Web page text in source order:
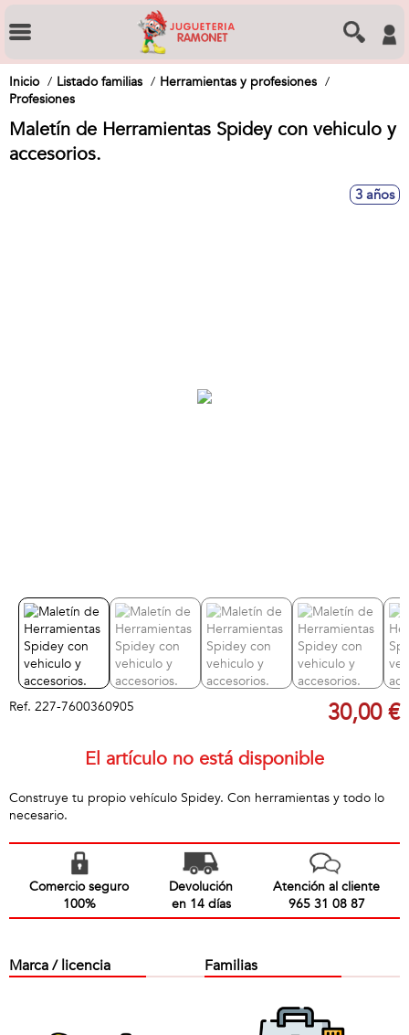
Inicio Listado familias
Herramientas y profesiones
Profesiones
Maletín de Herramientas Spidey con vehiculo y
accesorios.
3 años
Ref. 227-7600360905 30,00 €
El artículo no está disponible
Construye tu propio vehículo Spidey. Con herramientas y todo lo
necesario.
Comercio seguro
100%
Devolución
en 14 días
Atención al cliente
965 31 08 87
Marca / licencia Familias